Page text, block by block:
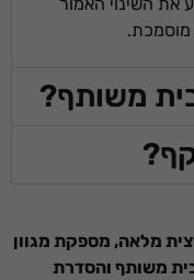
מוסמכת.
משותף?
מלאה, מספקת מגוון
משותף והסדרת